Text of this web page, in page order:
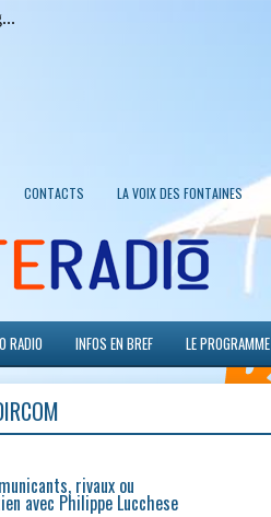
CONTACTS LA VOIX DES FONTAINES
RADIO INFOS EN BREF LE PROGRAMME
rivaux ou
avec Philippe Lucchese